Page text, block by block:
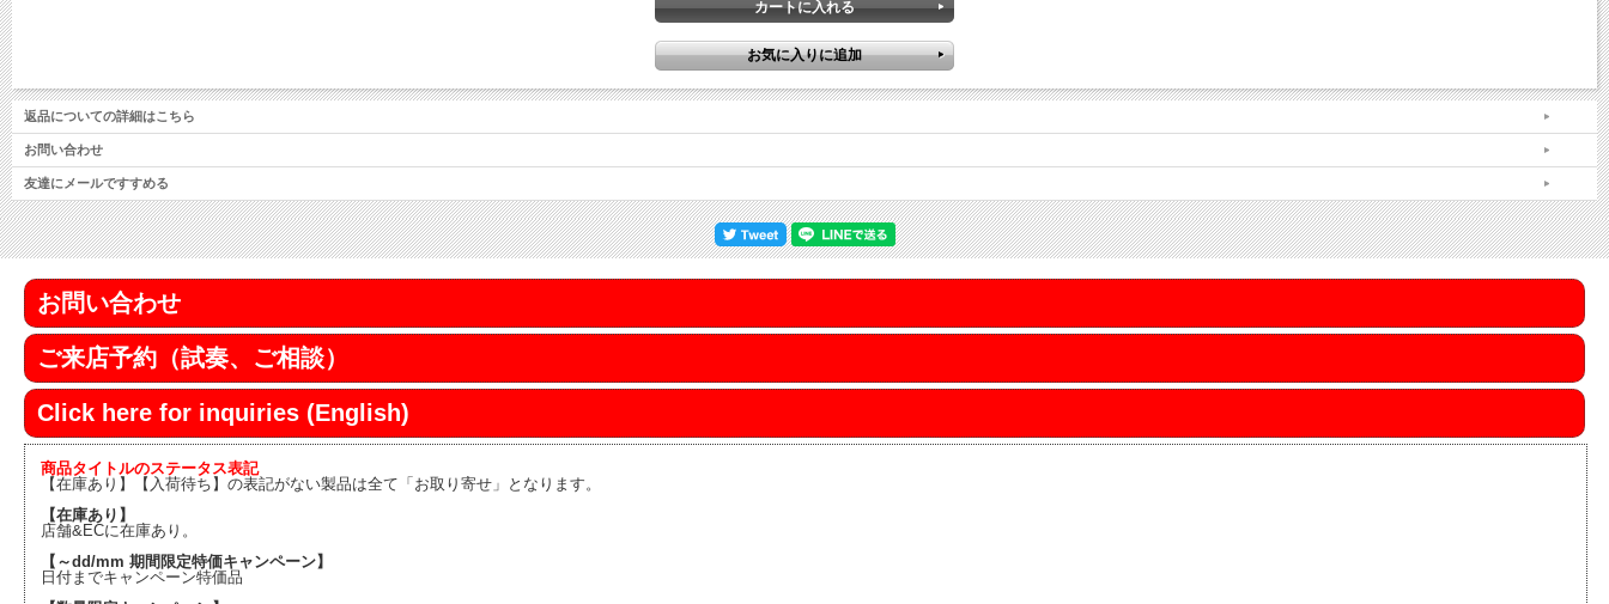
返品についての詳細はこちら
お問い合わせ
友達にメールですすめる
お問い合わせ
ご来店予約（試奏、ご相談）
Click here for inquiries (English)
商品タイトルのステータス表記
【在庫あり】【入荷待ち】の表記がない製品は全て「お取り寄せ」となります。
【在庫あり】
店舗&ECに在庫あり。
【～dd/mm 期間限定特価キャンペーン】
日付までキャンペーン特価品